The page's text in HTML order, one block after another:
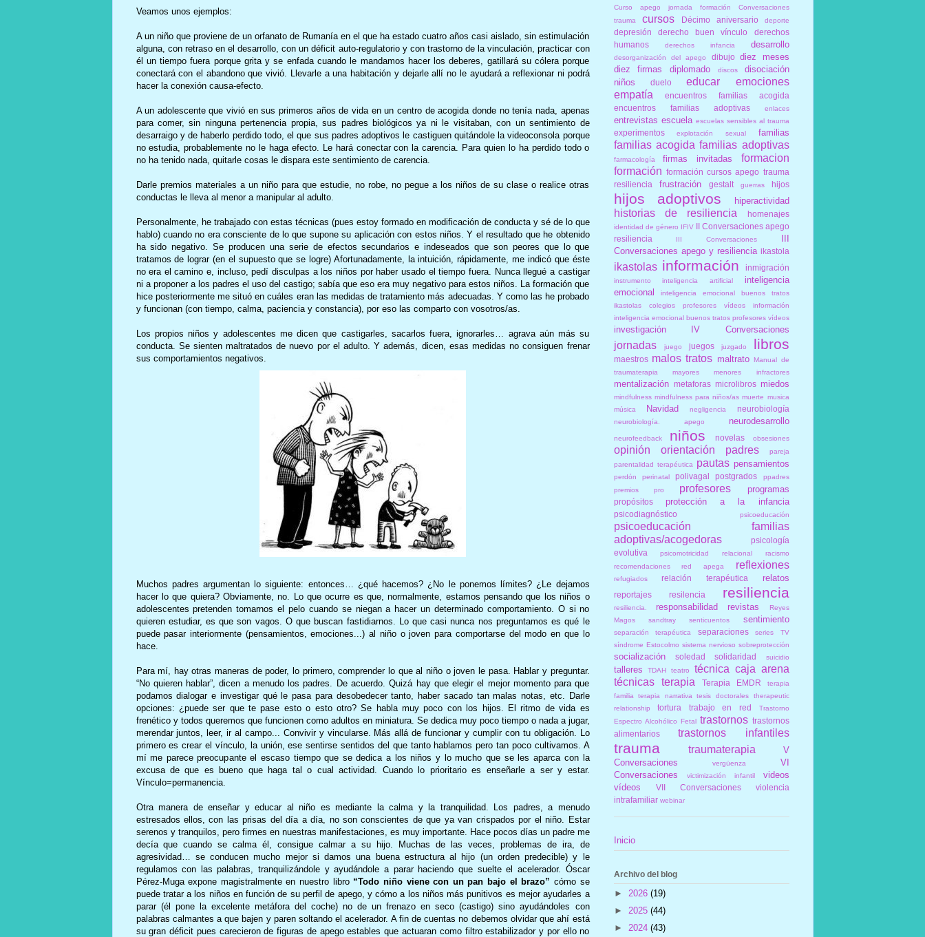
Veamos unos ejemplos:
A un niño que proviene de un orfanato de Rumanía en el que ha estado cuatro años casi aislado, sin estimulación
alguna, con retraso en el desarrollo, con un déficit auto-regulatorio y con trastorno de la vinculación, practicar con
él un tiempo fuera porque grita y se enfada cuando le mandamos hacer los deberes, gatillará su cólera porque
conectará con el abandono que vivió. Llevarle a una habitación y dejarle allí no le ayudará a reflexionar ni podrá
hacer la conexión causa-efecto.
A un adolescente que vivió en sus primeros años de vida en un centro de acogida donde no tenía nada, apenas
para comer, sin ninguna pertenencia propia, sus padres biológicos ya ni le visitaban, con un sentimiento de
desarraigo y de haberlo perdido todo, el que sus padres adoptivos le castiguen quitándole la videoconsola porque
no estudia, probablemente no le haga efecto. Le hará conectar con la carencia. Para quien lo ha perdido todo o
no ha tenido nada, quitarle cosas le dispara este sentimiento de carencia.
Darle premios materiales a un niño para que estudie, no robe, no pegue a los niños de su clase o realice otras
conductas le lleva al menor a manipular al adulto.
Personalmente, he trabajado con estas técnicas (pues estoy formado en modificación de conducta y sé de lo que
hablo) cuando no era consciente de lo que supone su aplicación con estos niños. Y el resultado que he obtenido
ha sido negativo. Se producen una serie de efectos secundarios e indeseados que son peores que lo que
tratamos de lograr (en el supuesto que se logre) Afortunadamente, la intuición, rápidamente, me indicó que éste
no era el camino e, incluso, pedí disculpas a los niños por haber usado el tiempo fuera. Nunca llegué a castigar
ni a proponer a los padres el uso del castigo; sabía que eso era muy negativo para estos niños. La formación que
hice posteriormente me situó en cuáles eran las medidas de tratamiento más adecuadas. Y como las he probado
y funcionan (con tiempo, calma, paciencia y constancia), por eso las comparto con vosotros/as.
Los propios niños y adolescentes me dicen que castigarles, sacarlos fuera, ignorarles… agrava aún más su
conducta. Se sienten maltratados de nuevo por el adulto. Y además, dicen, esas medidas no consiguen frenar
sus comportamientos negativos.
Muchos padres argumentan lo siguiente: entonces… ¿qué hacemos? ¿No le ponemos límites? ¿Le dejamos
hacer lo que quiera? Obviamente, no. Lo que ocurre es que, normalmente, estamos pensando que los niños o
adolescentes pretenden tomarnos el pelo cuando se niegan a hacer un determinado comportamiento. O si no
quieren estudiar, es que son vagos. O que buscan fastidiarnos. Lo que casi nunca nos preguntamos es qué le
puede pasar interiormente (pensamientos, emociones...) al niño o joven para comportarse del modo en que lo
hace.
Para mí, hay otras maneras de poder, lo primero, comprender lo que al niño o joven le pasa. Hablar y preguntar.
“No quieren hablar”, dicen a menudo los padres. De acuerdo. Quizá hay que elegir el mejor momento para que
podamos dialogar e investigar qué le pasa para desobedecer tanto, haber sacado tan malas notas, etc. Darle
opciones: ¿puede ser que te pase esto o esto otro? Se habla muy poco con los hijos. El ritmo de vida es
frenético y todos queremos que funcionen como adultos en miniatura. Se dedica muy poco tiempo o nada a jugar,
merendar juntos, leer, ir al campo... Convivir y vincularse. Más allá de funcionar y cumplir con tu obligación. Lo
primero es crear el vínculo, la unión, ese sentirse sentidos del que tanto hablamos pero tan poco cultivamos. A
mí me parece preocupante el escaso tiempo que se dedica a los niños y lo mucho que se les aparca con la
excusa de que es bueno que haga tal o cual actividad. Cuando lo prioritario es enseñarle a ser y estar.
Vínculo=permanencia.
Otra manera de enseñar y educar al niño es mediante la calma y la tranquilidad. Los padres, a menudo
estresados ellos, con las prisas del día a día, no son conscientes de que ya van crispados por el niño. Estar
serenos y tranquilos, pero firmes en nuestras manifestaciones, es muy importante. Hace pocos días un padre me
decía que cuando se calma él, consigue calmar a su hijo. Muchas de las veces, problemas de ira, de
agresividad… se conducen mucho mejor si damos una buena estructura al hijo (un orden predecible) y le
regulamos con las palabras, tranquilizándole y ayudándole a parar haciendo que suelte el acelerador. Óscar
Pérez-Muga expone magistralmente en nuestro libro “Todo niño viene con un pan bajo el brazo” cómo se
puede tratar a los niños en función de su perfil de apego, y cómo a los niños más punitivos es mejor ayudarles a
parar (él pone la excelente metáfora del coche) no de un frenazo en seco (castigo) sino ayudándoles con
palabras calmantes a que bajen y paren soltando el acelerador. A fin de cuentas no debemos olvidar que ahí está
su gran déficit pues carecieron de figuras de apego estables que actuaran como filtro estabilizador y por ello no
Curso apego jornada formación Conversaciones
trauma
cursos Décimo aniversario deporte
depresión derecho buen vínculo
derechos
humanos
derechos infancia desarrollo
desorganización del apego dibujo diez meses
diez firmas
diplomado discos
disociación
niños
duelo educar
emociones
empatía
encuentros familias acogida
encuentros familias adoptivas
enlaces
entrevistas escuela escuelas sensibles al trauma
experimentos explotación sexual familias
familias acogida familias adoptivas
farmacología firmas invitadas
formacion
formación formación cursos apego trauma
resiliencia
frustración gestalt guerras hijos
hijos adoptivos hiperactividad
historias de resiliencia homenajes
identidad de género IFIV II Conversaciones apego
resiliencia
III Conversaciones
III
Conversaciones apego y resiliencia ikastola
ikastolas información inmigración
instrumento inteligencia artificial
inteligencia
emocional
inteligencia emocional buenos tratos
ikastolas colegios profesores vídeos información
inteligencia emocional buenos tratos profesores vídeos
investigación IV Conversaciones
jornadas juego juegos juzgado libros
maestros malos tratos maltrato Manual de
traumaterapia
mayores menores infractores
mentalización metaforas microlibros miedos
mindfulness mindfulness para niños/as muerte musica
música
Navidad negligencia neurobiología
neurobiología. apego neurodesarrollo
neurofeedback niños novelas obsesiones
opinión orientación padres
pareja
parentalidad terapéutica
pautas pensamientos
perdón perinatal polivagal postgrados
ppadres
premios
pro profesores programas
propósitos protección a la infancia
psicodiagnóstico psicoeducación
psicoeducación familias
adoptivas/acogedoras
psicología
evolutiva
psicomotricidad relacional
racismo
recomendaciones
red apega reflexiones
refugiados relación terapéutica relatos
reportajes resilencia resiliencia
resiliencia. responsabilidad revistas
Reyes
Magos
sandtray senticuentos sentimiento
separación terapéutica separaciones
series TV
síndrome Estocolmo sistema nervioso sobreprotección
socialización soledad solidaridad suicidio
talleres TDAH teatro
técnica caja arena
técnicas
terapia Terapia EMDR
terapia
familia
terapia narrativa tesis doctorales
therapeutic
relationship
tortura trabajo en red
Trastorno
Espectro Alcohólico Fetal trastornos trastornos
alimentarios
trastornos infantiles
trauma traumaterapia
V
Conversaciones
vergüenza
VI
Conversaciones
victimización infantil
videos
vídeos
VII Conversaciones
violencia
intrafamiliar webinar
Inicio
Archivo del blog
► 2026 (19)
► 2025 (44)
► 2024 (43)